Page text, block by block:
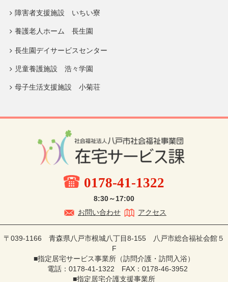
障害者支援施設 いちい寮
養護老人ホーム 長生園
長生園デイサービスセンター
児童養護施設 浩々学園
母子生活支援施設 小菊荘
0178-41-1322
8:30～17:00
お問い合わせ
アクセス
〒039-1166 青森県八戸市根城八丁目8-155 八戸市総合福祉会館５
F
■指定居宅サービス事業所（訪問介護・訪問入浴）
電話：0178-41-1322 FAX：0178-46-3952
■指定居宅介護支援事業所